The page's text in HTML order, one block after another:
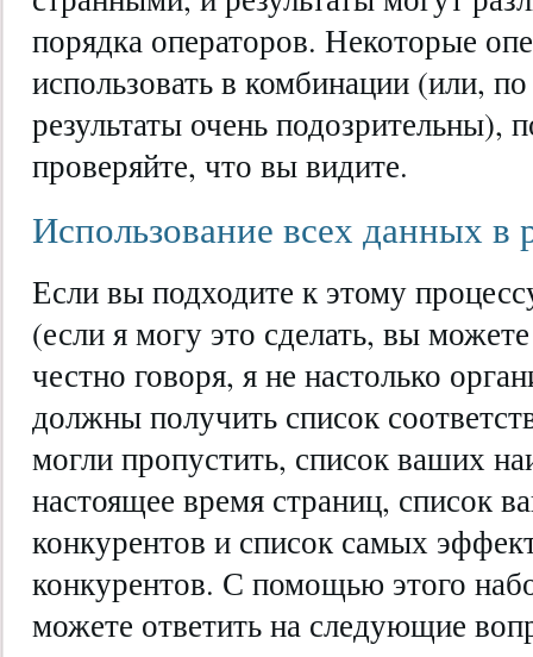
порядка операторов. Некоторые
использовать в комбинации (или,
результаты очень подозрительны),
проверяйте, что вы видите.
Использование всех данных в
Если вы подходите к этому
(если я могу это сделать, вы
честно говоря, я не настолько
должны получить список
могли пропустить, список ваших
настоящее время страниц, список
конкурентов и список самых
конкурентов. С помощью этого
можете ответить на следующие